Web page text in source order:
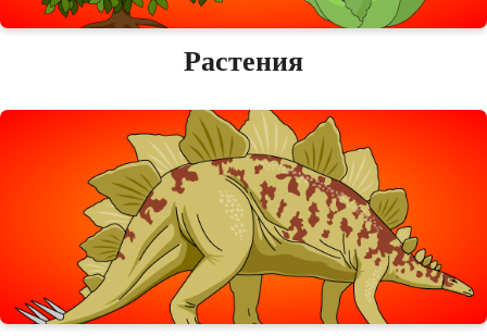
Растения